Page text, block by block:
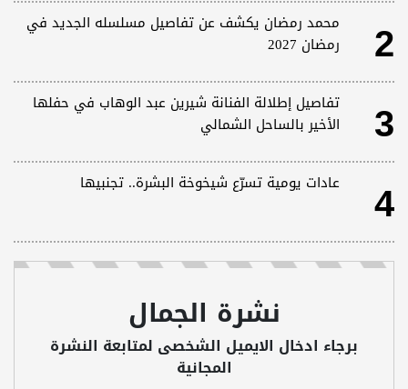
2
محمد رمضان يكشف عن تفاصيل مسلسله الجديد في
رمضان 2027
3
تفاصيل إطلالة الفنانة شيرين عبد الوهاب في حفلها
الأخير بالساحل الشمالي
4 عادات يومية تسرّع شيخوخة البشرة.. تجنبيها
نشرة الجمال
برجاء ادخال الايميل الشخصى لمتابعة النشرة
المجانية